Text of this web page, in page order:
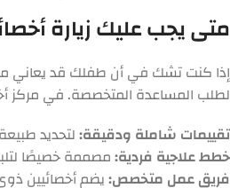
متى يجب عليك زيارة
إذا كنت تشك في أن طفلك قد يعاني من
لطلب المساعدة المتخصصة. في مركز
تقييمات شاملة ودقيقة:لتحديد
خطط علاجية فردية:مصممة خصيصًا
فريق عمل متخصص:يضم أخصائيين